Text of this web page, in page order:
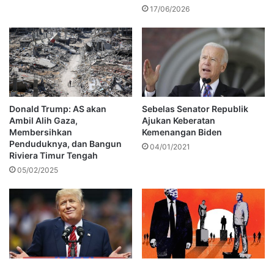
17/06/2026
Donald Trump: AS akan
Ambil Alih Gaza,
Membersihkan
Penduduknya, dan Bangun
Riviera Timur Tengah
05/02/2025
Sebelas Senator Republik
Ajukan Keberatan
Kemenangan Biden
04/01/2021